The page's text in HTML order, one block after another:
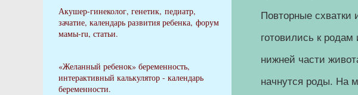
Акушер-гинеколог, генетик, педиатр,
зачатие, календарь развития ребенка, форум
мамы-ru, статьи.
«Желанный ребенок» беременность,
интерактивный калькулятор - календарь
беременности.
Повторные схватки
готовились к
нижней части
начнутся роды. На